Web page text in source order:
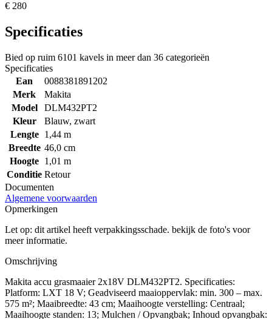
€ 280
Specificaties
Bied op ruim 6101 kavels in meer dan 36 categorieën
Specificaties
Ean
0088381891202
Merk
Makita
Model
DLM432PT2
Kleur
Blauw, zwart
Lengte
1,44 m
Breedte 46,0 cm
Hoogte 1,01 m
Conditie Retour
Documenten
Algemene voorwaarden
Opmerkingen
Let op: dit artikel heeft verpakkingsschade. bekijk de foto's voor
meer informatie.
Omschrijving
Makita accu grasmaaier 2x18V DLM432PT2. Specificaties:
Platform: LXT 18 V; Geadviseerd maaioppervlak: min. 300 – max.
575 m²; Maaibreedte: 43 cm; Maaihoogte verstelling: Centraal;
Maaihoogte standen: 13; Mulchen / Opvangbak; Inhoud opvangbak: